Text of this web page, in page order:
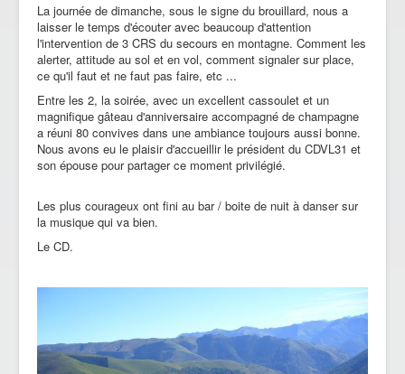
La journée de dimanche, sous le signe du brouillard, nous a
laisser le temps d'écouter avec beaucoup d'attention
l'intervention de 3 CRS du secours en montagne. Comment les
alerter, attitude au sol et en vol, comment signaler sur place,
ce qu'il faut et ne faut pas faire, etc ...
Entre les 2, la soirée, avec un excellent cassoulet et un
magnifique gâteau d'anniversaire accompagné de champagne
a réuni 80 convives dans une ambiance toujours aussi bonne.
Nous avons eu le plaisir d'accueillir le président du CDVL31 et
son épouse pour partager ce moment privilégié.
Les plus courageux ont fini au bar / boite de nuit à danser sur
la musique qui va bien.
Le CD.